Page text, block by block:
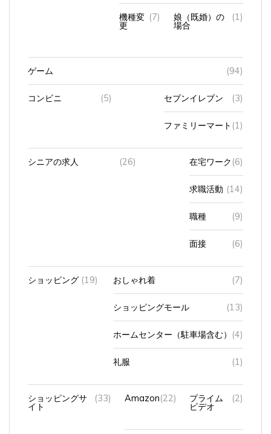
機種変
更
(7) 娘（既婚）の
場合
(1)
ゲーム (94)
コンビニ (5) セブンイレブン (3)
ファミリーマート (1)
シニアの求人 (26) 在宅ワーク (6)
求職活動 (14)
職種 (9)
面接 (6)
ショッピング (19) おしゃれ着 (7)
ショッピングモール (13)
ホームセンター（駐車場含む） (4)
礼服 (1)
ショッピングサ
イト
(33) Amazon(22) プライム
ビデオ
(2)